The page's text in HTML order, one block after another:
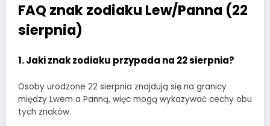
FAQ znak zodiaku Lew/Panna (22
sierpnia)
1. Jaki znak zodiaku przypada na 22 sierpnia?
Osoby urodzone 22 sierpnia znajdują się na granicy
między Lwem a Panną, więc mogą wykazywać cechy obu
tych znaków.